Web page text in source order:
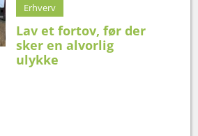
Erhverv
Lav et fortov, før der
sker en alvorlig
ulykke